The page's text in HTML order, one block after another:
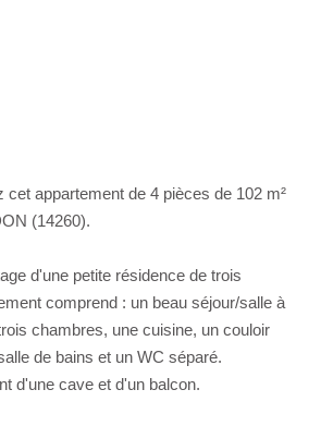
cet appartement de 4 pièces de 102 m²
(14260).
d'une petite résidence de trois
comprend : un beau séjour/salle à
chambres, une cuisine, un couloir
de bains et un WC séparé.
d'une cave et d'un balcon.